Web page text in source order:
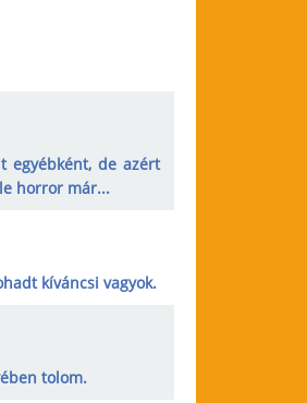
egyébként, de azért
horror már...
kíváncsi vagyok.
tolom.